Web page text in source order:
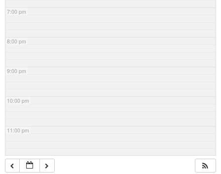
7:00 pm
8:00 pm
9:00 pm
10:00 pm
11:00 pm